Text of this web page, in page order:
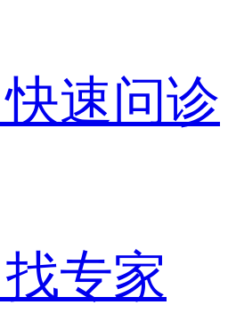
快速问诊
找专家